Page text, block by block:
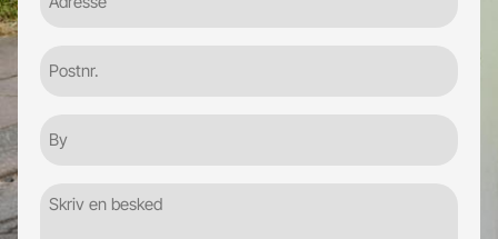
Besked